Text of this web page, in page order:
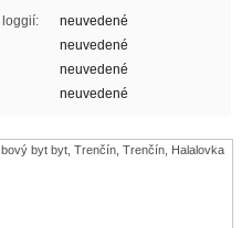
loggií:
neuvedené
neuvedené
neuvedené
neuvedené
byt byt, Trenčín, Trenčín, Halalovka